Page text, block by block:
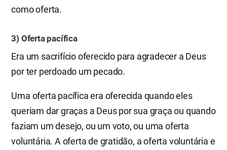
como oferta.
3) Oferta pacífica
Era um sacrifício oferecido para agradecer a Deus
por ter perdoado um pecado.
Uma oferta pacífica era oferecida quando eles
queriam dar graças a Deus por sua graça ou quando
faziam um desejo, ou um voto, ou uma oferta
voluntária. A oferta de gratidão, a oferta voluntária e